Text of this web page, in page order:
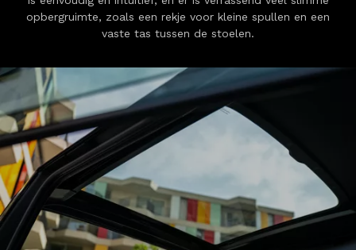
opbergruimte, zoals een rekje voor kleine spullen en een
vaste tas tussen de stoelen.